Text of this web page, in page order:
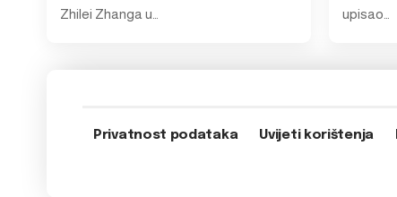
Zhilei Zhanga u…
upisao…
Privatnost podataka Uvijeti korištenja